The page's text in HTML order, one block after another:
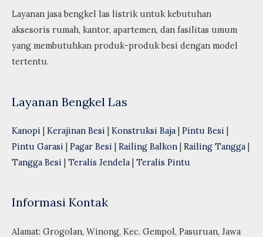
Layanan jasa bengkel las listrik untuk kebutuhan
aksesoris rumah, kantor, apartemen, dan fasilitas umum
yang membutuhkan produk-produk besi dengan model
tertentu.
Layanan Bengkel Las
Kanopi | Kerajinan Besi | Konstruksi Baja | Pintu Besi |
Pintu Garasi | Pagar Besi | Railing Balkon | Railing Tangga |
Tangga Besi | Teralis Jendela | Teralis Pintu
Informasi Kontak
Alamat: Grogolan, Winong, Kec. Gempol, Pasuruan, Jawa